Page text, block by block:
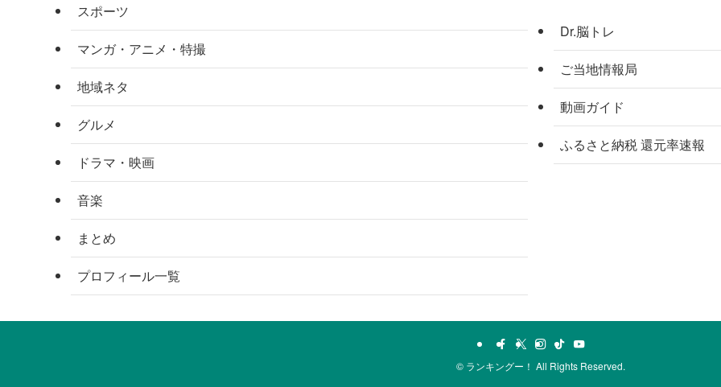
スポーツ
マンガ・アニメ・特撮
地域ネタ
グルメ
ドラマ・映画
音楽
まとめ
プロフィール一覧
Dr.脳トレ
ご当地情報局
動画ガイド
ふるさと納税 還元率速報
© ランキングー！ All Rights Reserved.